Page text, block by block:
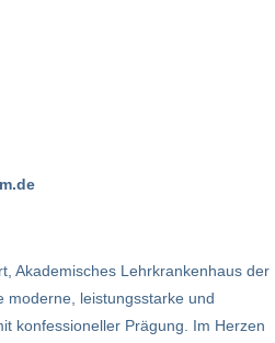
Akademisches Lehrkrankenhaus der
moderne, leistungsstarke und
konfessioneller Prägung. Im Herzen